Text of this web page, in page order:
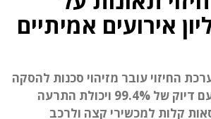
החיזוי עובר מזיהוי סכנות להסקה
והמלצה לפעולה, עם דיוק של 99.4% ויכולת התרעה
קלות למכשירי קצה ולרכב